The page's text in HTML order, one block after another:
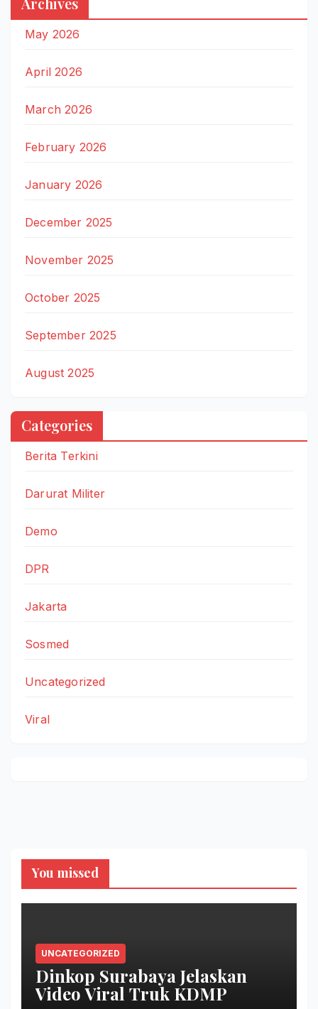
May 2026
April 2026
March 2026
February 2026
January 2026
December 2025
November 2025
October 2025
September 2025
August 2025
Categories
Berita Terkini
Darurat Militer
Demo
DPR
Jakarta
Sosmed
Uncategorized
Viral
You missed
UNCATEGORIZED
Dinkop Surabaya Jelaskan
Video Viral Truk KDMP